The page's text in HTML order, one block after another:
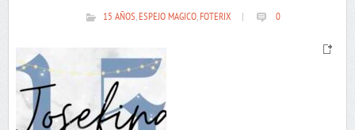
15 AÑOS,ESPEJO MAGICO,FOTERIX 0